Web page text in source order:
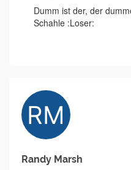
Dumm ist der, der
Schahle :Loser:
Randy Marsh